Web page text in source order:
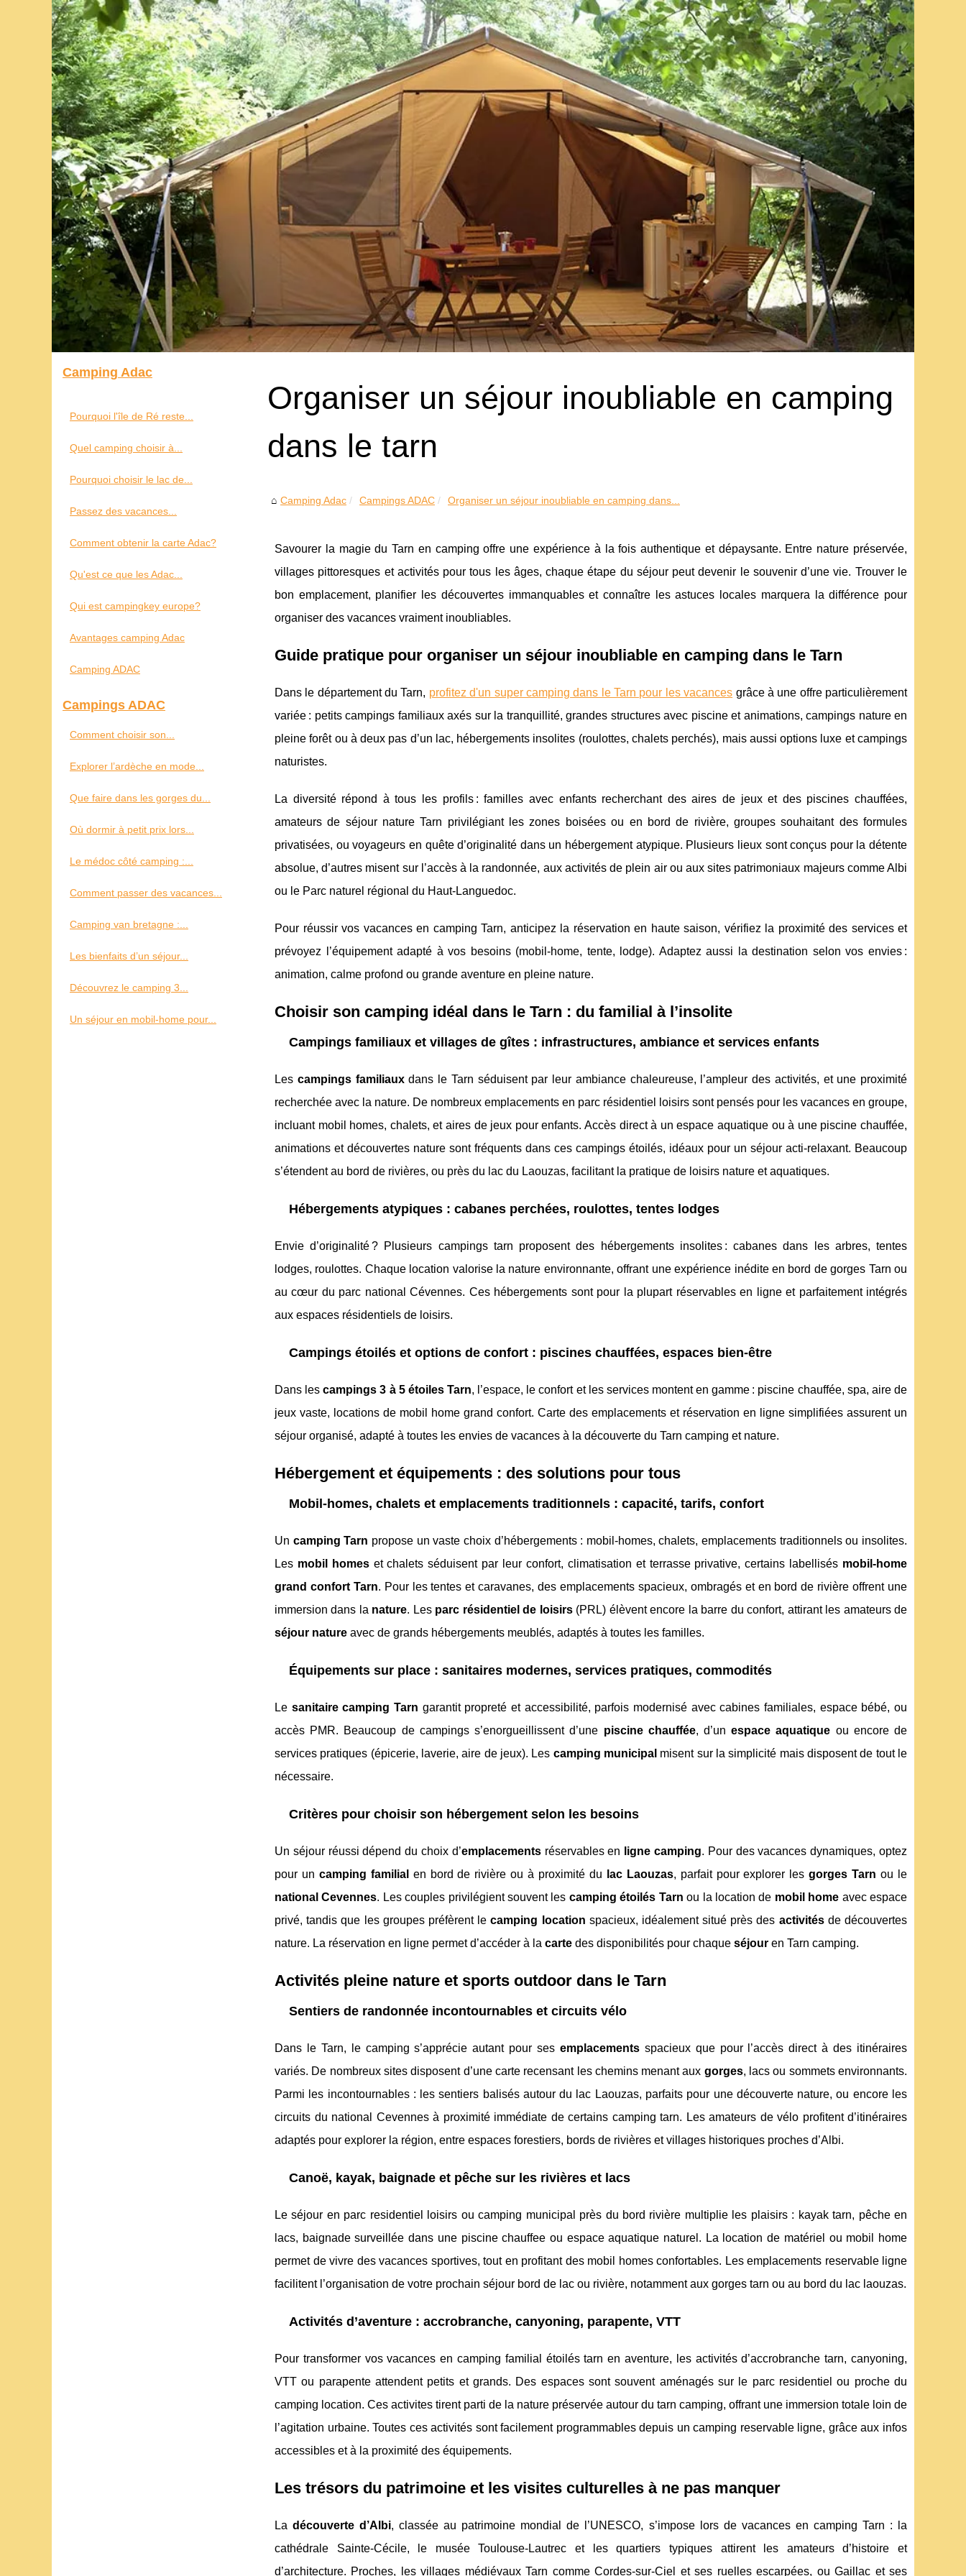
Organiser un séjour inoubliable en camping
dans le tarn
Camping Adac Campings ADAC Organiser un séjour inoubliable en camping dans...
Savourer la magie du Tarn en camping offre une expérience à la fois authentique et dépaysante. Entre nature préservée,
villages pittoresques et activités pour tous les âges, chaque étape du séjour peut devenir le souvenir d’une vie. Trouver le
bon emplacement, planifier les découvertes immanquables et connaître les astuces locales marquera la différence pour
organiser des vacances vraiment inoubliables.
Guide pratique pour organiser un séjour inoubliable en camping dans le Tarn
Dans le département du Tarn, profitez d'un super camping dans le Tarn pour les vacances grâce à une offre particulièrement
variée : petits campings familiaux axés sur la tranquillité, grandes structures avec piscine et animations, campings nature en
pleine forêt ou à deux pas d’un lac, hébergements insolites (roulottes, chalets perchés), mais aussi options luxe et campings
naturistes.
La diversité répond à tous les profils : familles avec enfants recherchant des aires de jeux et des piscines chauffées,
amateurs de séjour nature Tarn privilégiant les zones boisées ou en bord de rivière, groupes souhaitant des formules
privatisées, ou voyageurs en quête d’originalité dans un hébergement atypique. Plusieurs lieux sont conçus pour la détente
absolue, d’autres misent sur l’accès à la randonnée, aux activités de plein air ou aux sites patrimoniaux majeurs comme Albi
ou le Parc naturel régional du Haut-Languedoc.
Pour réussir vos vacances en camping Tarn, anticipez la réservation en haute saison, vérifiez la proximité des services et
prévoyez l’équipement adapté à vos besoins (mobil-home, tente, lodge). Adaptez aussi la destination selon vos envies :
animation, calme profond ou grande aventure en pleine nature.
Choisir son camping idéal dans le Tarn : du familial à l’insolite
Campings familiaux et villages de gîtes : infrastructures, ambiance et services enfants
Les campings familiauxdans le Tarn séduisent par leur ambiance chaleureuse, l’ampleur des activités, et une proximité
recherchée avec la nature. De nombreux emplacements en parc résidentiel loisirs sont pensés pour les vacances en groupe,
incluant mobil homes, chalets, et aires de jeux pour enfants. Accès direct à un espace aquatique ou à une piscine chauffée,
animations et découvertes nature sont fréquents dans ces campings étoilés, idéaux pour un séjour acti-relaxant. Beaucoup
s’étendent au bord de rivières, ou près du lac du Laouzas, facilitant la pratique de loisirs nature et aquatiques.
Hébergements atypiques : cabanes perchées, roulottes, tentes lodges
Envie d’originalité ? Plusieurs campings tarn proposent des hébergements insolites : cabanes dans les arbres, tentes
lodges, roulottes. Chaque location valorise la nature environnante, offrant une expérience inédite en bord de gorges Tarn ou
au cœur du parc national Cévennes. Ces hébergements sont pour la plupart réservables en ligne et parfaitement intégrés
aux espaces résidentiels de loisirs.
Campings étoilés et options de confort : piscines chauffées, espaces bien-être
Dans lescampings 3 à 5 étoiles Tarn, l’espace, le confort et les services montent en gamme : piscine chauffée, spa, aire de
jeux vaste, locations de mobil home grand confort. Carte des emplacements et réservation en ligne simplifiées assurent un
séjour organisé, adapté à toutes les envies de vacances à la découverte du Tarn camping et nature.
Hébergement et équipements : des solutions pour tous
Mobil-homes, chalets et emplacements traditionnels : capacité, tarifs, confort
Un camping Tarn propose un vaste choix d’hébergements : mobil-homes, chalets, emplacements traditionnels ou insolites.
Les mobil homeset chalets séduisent par leur confort, climatisation et terrasse privative, certains labellisés mobil-home
grand confort Tarn. Pour les tentes et caravanes, des emplacements spacieux, ombragés et en bord de rivière offrent une
immersion dans la nature. Les parc résidentiel de loisirs(PRL) élèvent encore la barre du confort, attirant les amateurs de
séjour nature avec de grands hébergements meublés, adaptés à toutes les familles.
Équipements sur place : sanitaires modernes, services pratiques, commodités
Le sanitaire camping Tarn garantit propreté et accessibilité, parfois modernisé avec cabines familiales, espace bébé, ou
accès PMR. Beaucoup de campings s’enorgueillissent d’une piscine chauffée, d’unespace aquatique ou encore de
services pratiques (épicerie, laverie, aire de jeux). Les camping municipal misent sur la simplicité mais disposent de tout le
nécessaire.
Critères pour choisir son hébergement selon les besoins
Un séjour réussi dépend du choix d’emplacementsréservables en ligne camping. Pour des vacances dynamiques, optez
pour un camping familial en bord de rivière ou à proximité du lac Laouzas, parfait pour explorer lesgorges Tarn ou le
national Cevennes. Les couples privilégient souvent les camping étoilés Tarn ou la location de mobil home avec espace
privé, tandis que les groupes préfèrent lecamping location spacieux, idéalement situé près des activitésde découvertes
nature. La réservation en ligne permet d’accéder à la carte des disponibilités pour chaque séjour en Tarn camping.
Activités pleine nature et sports outdoor dans le Tarn
Sentiers de randonnée incontournables et circuits vélo
Dans le Tarn, le camping s’apprécie autant pour ses emplacementsspacieux que pour l’accès direct à des itinéraires
variés. De nombreux sites disposent d’une carte recensant les chemins menant aux gorges, lacs ou sommets environnants.
Parmi les incontournables : les sentiers balisés autour du lac Laouzas, parfaits pour une découverte nature, ou encore les
circuits du national Cevennes à proximité immédiate de certains camping tarn. Les amateurs de vélo profitent d’itinéraires
adaptés pour explorer la région, entre espaces forestiers, bords de rivières et villages historiques proches d’Albi.
Canoë, kayak, baignade et pêche sur les rivières et lacs
Le séjour en parc residentiel loisirs ou camping municipal près du bord rivière multiplie les plaisirs : kayak tarn, pêche en
lacs, baignade surveillée dans une piscine chauffee ou espace aquatique naturel. La location de matériel ou mobil home
permet de vivre des vacances sportives, tout en profitant des mobil homes confortables. Les emplacements reservable ligne
facilitent l’organisation de votre prochain séjour bord de lac ou rivière, notamment aux gorges tarn ou au bord du lac laouzas.
Activités d’aventure : accrobranche, canyoning, parapente, VTT
Pour transformer vos vacances en camping familial étoilés tarn en aventure, les activités d’accrobranche tarn, canyoning,
VTT ou parapente attendent petits et grands. Des espaces sont souvent aménagés sur le parc residentiel ou proche du
camping location. Ces activites tirent parti de la nature préservée autour du tarn camping, offrant une immersion totale loin de
l’agitation urbaine. Toutes ces activités sont facilement programmables depuis un camping reservable ligne, grâce aux infos
accessibles et à la proximité des équipements.
Les trésors du patrimoine et les visites culturelles à ne pas manquer
Ladécouverte d’Albi, classée au patrimoine mondial de l’UNESCO, s’impose lors de vacances en camping Tarn : la
cathédrale Sainte-Cécile, le musée Toulouse-Lautrec et les quartiers typiques attirent les amateurs d’histoire et
d’architecture. Proches, les villages médiévaux Tarn comme Cordes-sur-Ciel et ses ruelles escarpées, ou Gaillac et ses
Camping Adac
Pourquoi l'île de Ré reste...
Quel camping choisir à...
Pourquoi choisir le lac de...
Passez des vacances...
Comment obtenir la carte Adac?
Qu'est ce que les Adac...
Qui est campingkey europe?
Avantages camping Adac
Camping ADAC
Campings ADAC
Comment choisir son...
Explorer l’ardèche en mode...
Que faire dans les gorges du...
Où dormir à petit prix lors...
Le médoc côté camping :...
Comment passer des vacances...
Camping van bretagne :...
Les bienfaits d’un séjour...
Découvrez le camping 3...
Un séjour en mobil-home pour...